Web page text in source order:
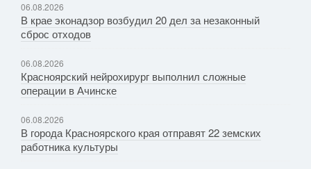
06.08.2026
В крае эконадзор возбудил 20 дел за незаконный
сброс отходов
06.08.2026
Красноярский нейрохирург выполнил сложные
операции в Ачинске
06.08.2026
В города Красноярского края отправят 22 земских
работника культуры